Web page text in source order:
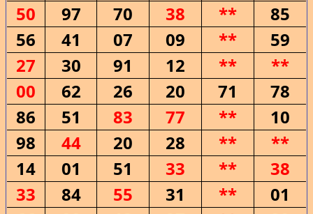
50
97 70 38 **
85
56
41 07 09 **
59
27
30 91 12 **
**
00
62 26 20 71
78
86
51 83 77 **
10
98
44 20 28 **
**
14
01 51 33 **
38
33
84 55 31 **
01